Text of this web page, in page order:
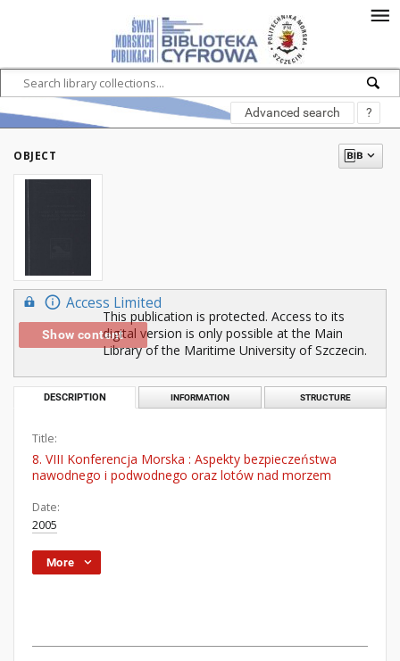
Advanced search ?
OBJECT
Access Limited
Show content
This publication is protected. Access to its
digital version is only possible at the Main
Library of the Maritime University of Szczecin.
DESCRIPTION INFORMATION STRUCTURE
Title:
8. VIII Konferencja Morska : Aspekty bezpieczeństwa
nawodnego i podwodnego oraz lotów nad morzem
Date:
2005
More